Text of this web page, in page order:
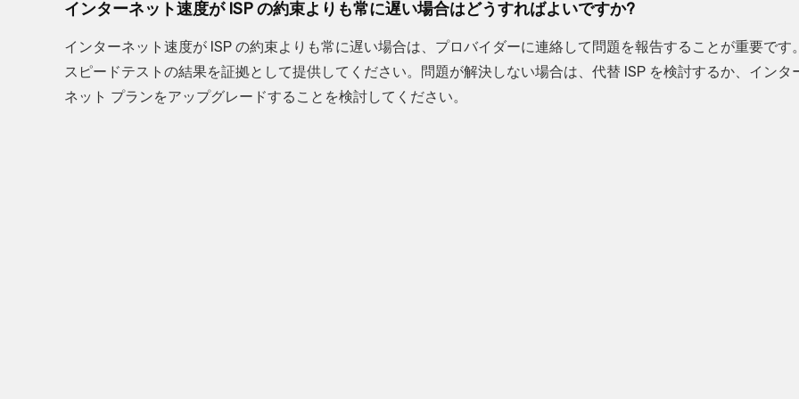
インターネット速度が ISP の約束よりも常に遅い場合はどうすればよいですか?
インターネット速度が ISP の約束よりも常に遅い場合は、プロバイダーに連絡して問題を報告することが重要です
スピードテストの結果を証拠として提供してください。問題が解決しない場合は、代替 ISP を検討するか、インタ
ネット プランをアップグレードすることを検討してください。